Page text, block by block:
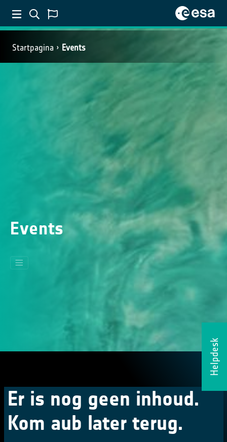
Startpagina Events
Helpdesk
Events
Er is nog geen inhoud.
Kom aub later terug.